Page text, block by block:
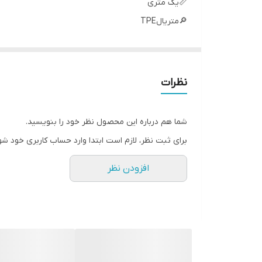
📏یک متری
🔎متریالTPE
نظرات
شما هم درباره این محصول نظر خود را بنویسید.
برای ثبت نظر، لازم است ابتدا وارد حساب کاربری خود
افزودن نظر